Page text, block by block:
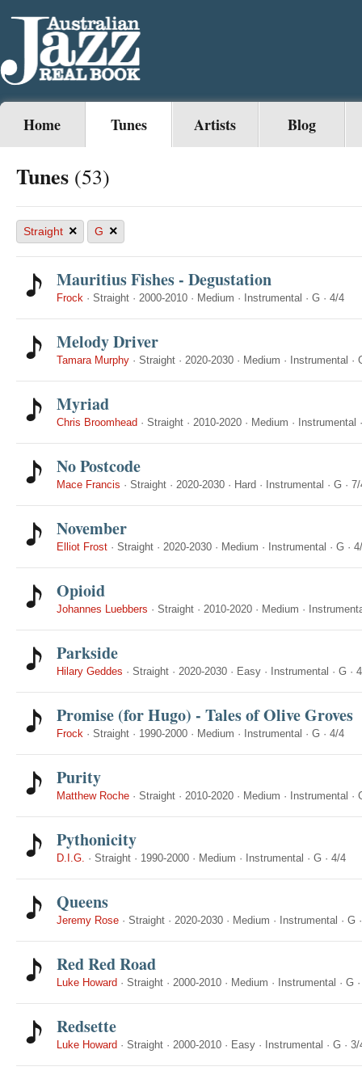
Home Tunes Artists Blog
Tunes (53)
Straight × G ×
Mauritius Fishes - Degustation
Frock · Straight · 2000-2010 · Medium · Instrumental · G · 4/4
Melody Driver
Tamara Murphy · Straight · 2020-2030 · Medium · Instrumental ·
Myriad
Chris Broomhead · Straight · 2010-2020 · Medium · Instrumental
No Postcode
Mace Francis · Straight · 2020-2030 · Hard · Instrumental · G · 7/
November
Elliot Frost · Straight · 2020-2030 · Medium · Instrumental · G ·
Opioid
Johannes Luebbers · Straight · 2010-2020 · Medium ·
Parkside
Hilary Geddes · Straight · 2020-2030 · Easy · Instrumental · G ·
Promise (for Hugo) - Tales of Olive Groves
Frock · Straight · 1990-2000 · Medium · Instrumental · G · 4/4
Purity
Matthew Roche · Straight · 2010-2020 · Medium · Instrumental ·
Pythonicity
D.I.G. · Straight · 1990-2000 · Medium · Instrumental · G · 4/4
Queens
Jeremy Rose · Straight · 2020-2030 · Medium · Instrumental · G
Red Red Road
Luke Howard · Straight · 2000-2010 · Medium · Instrumental · G
Redsette
Luke Howard · Straight · 2000-2010 · Easy · Instrumental · G · 3/